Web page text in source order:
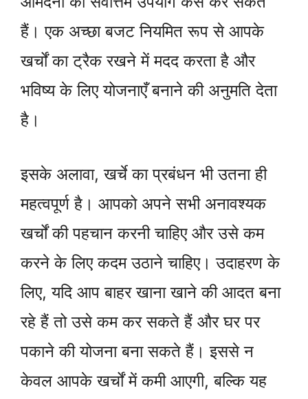
हैं। एक अच्छा बजट नियमित रूप से आपके
खर्चों का ट्रैक रखने में मदद करता है और
भविष्य के लिए योजनाएँ बनाने की अनुमति देता
है।
इसके अलावा, खर्चे का प्रबंधन भी उतना ही
महत्वपूर्ण है। आपको अपने सभी अनावश्यक
खर्चों की पहचान करनी चाहिए और उसे कम
करने के लिए कदम उठाने चाहिए। उदाहरण के
लिए, यदि आप बाहर खाना खाने की आदत बना
रहे हैं तो उसे कम कर सकते हैं और घर पर
पकाने की योजना बना सकते हैं। इससे न
केवल आपके खर्चों में कमी आएगी, बल्कि यह